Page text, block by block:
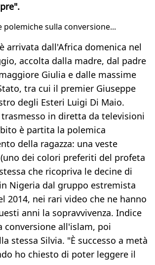
polemiche sulla conversione...
arrivata dall'Africa domenica nel
accolta dalla madre, dal padre
Giulia e dalle massime
tra cui il premier Giuseppe
degli Esteri Luigi Di Maio.
in diretta da televisioni
è partita la polemica
della ragazza: una veste
dei colori preferiti del profeta
che ricopriva le decine di
Nigeria dal gruppo estremista
2014, nei rari video che ne hanno
anni la sopravvivenza. Indice
conversione all'islam, poi
stessa Silvia. "È successo a metà
ho chiesto di poter leggere il